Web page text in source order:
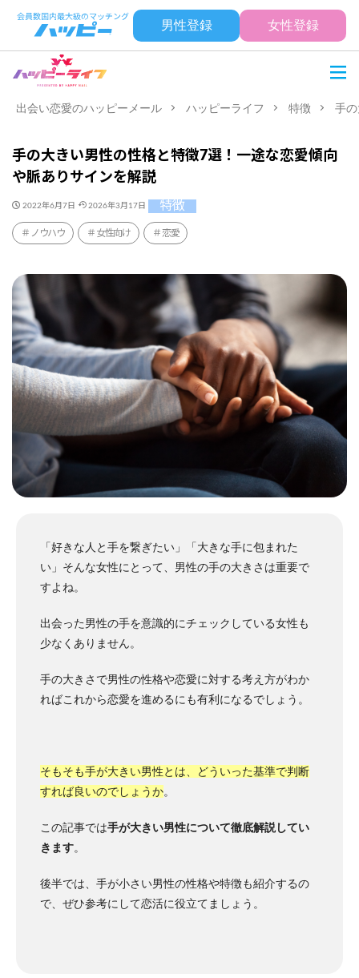
男性登録 女性登録
出会い恋愛のハッピーメール ハッピーライフ 特徴 手
手の大きい男性の性格と特徴7選！一途な恋愛傾向
や脈ありサインを解説
2022年6月7日 2026年3月17日 特徴
ノウハウ 女性向け 恋愛
「好きな人と手を繋ぎたい」「大きな手に包まれた
い」そんな女性にとって、男性の手の大きさは重要で
すよね。
出会った男性の手を意識的にチェックしている女性も
少なくありません。
手の大きさで男性の性格や恋愛に対する考え方がわか
ればこれから恋愛を進めるにも有利になるでしょう。
そもそも手が大きい男性とは、どういった基準で判断
すれば良いのでしょうか。
この記事では手が大きい男性について徹底解説してい
きます。
後半では、手が小さい男性の性格や特徴も紹介するの
で、ぜひ参考にして恋活に役立てましょう。